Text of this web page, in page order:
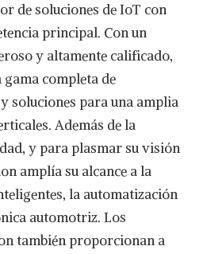
de soluciones de IoT con
principal. Con un
y altamente calificado,
completa de
soluciones para una amplia
Además de la
y para plasmar su visión
amplía su alcance a la
la automatización
automotriz. Los
también proporcionan a